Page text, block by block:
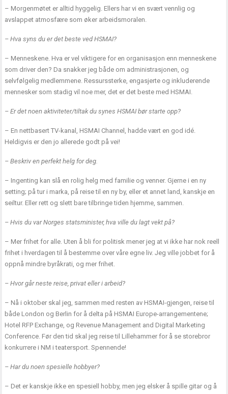
– Morgenmøtet er alltid hyggelig. Ellers har vi en svært vennlig og
avslappet atmosfære som øker arbeidsmoralen.
– Hva syns du er det beste ved HSMAI?
– Menneskene. Hva er vel viktigere for en organisasjon enn menneskene
som driver den? Da snakker jeg både om administrasjonen, og
selvfølgelig medlemmene. Ressurssterke, engasjerte og inkluderende
mennesker som stadig vil noe mer, det er det beste med HSMAI.
– Er det noen aktiviteter/tiltak du synes HSMAI bør starte opp?
– En nettbasert TV-kanal, HSMAI Channel, hadde vært en god idé.
Heldigvis er den jo allerede godt på vei!
– Beskriv en perfekt helg for deg.
– Ingenting kan slå en rolig helg med familie og venner. Gjerne i en ny
setting; på tur i marka, på reise til en ny by, eller et annet land, kanskje en
seiltur. Eller rett og slett bare tilbringe tiden hjemme, sammen.
– Hvis du var Norges statsminister, hva ville du lagt vekt på?
– Mer frihet for alle. Uten å bli for politisk mener jeg at vi ikke har nok reell
frihet i hverdagen til å bestemme over våre egne liv. Jeg ville jobbet for å
oppnå mindre byråkrati, og mer frihet.
– Hvor går neste reise, privat eller i arbeid?
– Nå i oktober skal jeg, sammen med resten av HSMAI-gjengen, reise til
både London og Berlin for å delta på HSMAI Europe-arrangementene;
Hotel RFP Exchange, og Revenue Management and Digital Marketing
Conference. Før den tid skal jeg reise til Lillehammer for å se storebror
konkurrere i NM i teatersport. Spennende!
– Har du noen spesielle hobbyer?
– Det er kanskje ikke en spesiell hobby, men jeg elsker å spille gitar og å